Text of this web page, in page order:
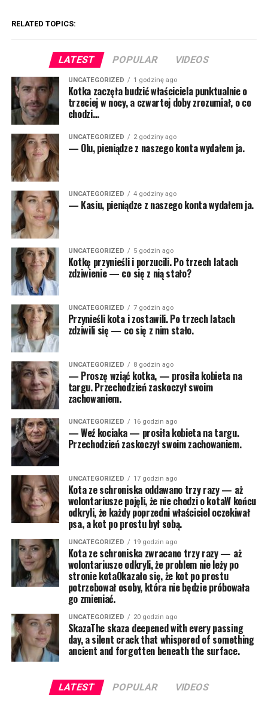
RELATED TOPICS:
LATEST POPULAR VIDEOS
UNCATEGORIZED 1 godzinę ago
Kotka zaczęła budzić właściciela punktualnie o
trzeciej w nocy, a czwartej doby zrozumiał, o co
chodzi…
UNCATEGORIZED 2 godziny ago
— Olu, pieniądze z naszego konta wydałem ja.
UNCATEGORIZED 4 godziny ago
— Kasiu, pieniądze z naszego konta wydałem ja.
UNCATEGORIZED 5 godzin ago
Kotkę przynieśli i porzucili. Po trzech latach
zdziwienie — co się z nią stało?
UNCATEGORIZED 7 godzin ago
Przynieśli kota i zostawili. Po trzech latach
zdziwili się — co się z nim stało.
UNCATEGORIZED 8 godzin ago
— Proszę wziąć kotka, — prosiła kobieta na
targu. Przechodzień zaskoczył swoim
zachowaniem.
UNCATEGORIZED 16 godzin ago
— Weź kociaka — prosiła kobieta na targu.
Przechodzień zaskoczył swoim zachowaniem.
UNCATEGORIZED 17 godzin ago
Kota ze schroniska oddawano trzy razy — aż
wolontariusze pojęli, że nie chodzi o kotaW końcu
odkryli, że każdy poprzedni właściciel oczekiwał
psa, a kot po prostu był sobą.
UNCATEGORIZED 19 godzin ago
Kota ze schroniska zwracano trzy razy — aż
wolontariusze odkryli, że problem nie leży po
stronie kotaOkazało się, że kot po prostu
potrzebował osoby, która nie będzie próbowała
go zmieniać.
UNCATEGORIZED 20 godzin ago
SkazaThe skaza deepened with every passing
day, a silent crack that whispered of something
ancient and forgotten beneath the surface.
LATEST POPULAR VIDEOS